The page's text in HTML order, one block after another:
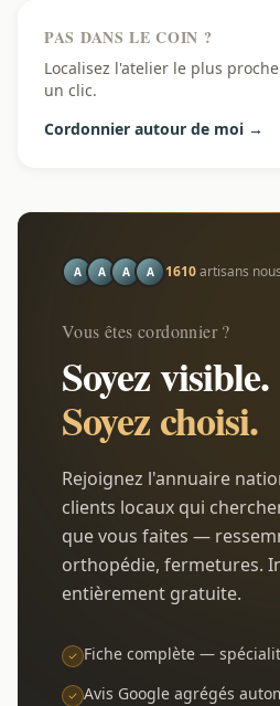
PAS DANS LE COIN ?
Localisez l'atelier le plus
un clic.
Cordonnier autour de moi →
A A A A 1610artisans
Vous êtes cordonnier ?
Soyez visible.
Soyez choisi.
Rejoignez l'annuaire
clients locaux qui
que vous faites —
orthopédie, fermetures.
entièrement gratuite.
Fiche complète —
Avis Google agrégés